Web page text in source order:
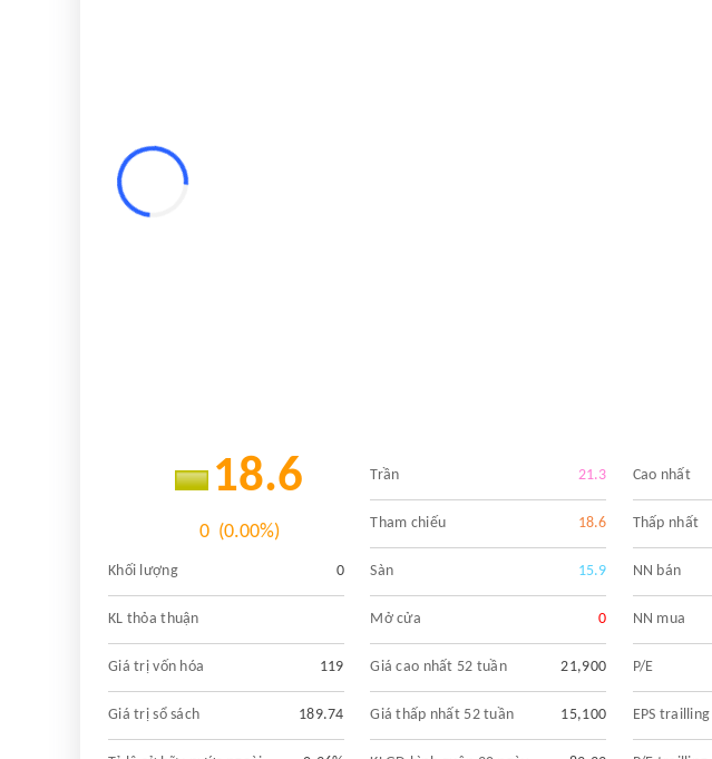
18.6
0 (0.00%)
Khối lượng 0
KL thỏa thuận
Giá trị vốn hóa 119
Giá trị sổ sách 189.74
Trần 21.3
Tham chiếu 18.6
Sàn 15.9
Mở cửa 0
Giá cao nhất 52 tuần 21,900
Giá thấp nhất 52 tuần 15,100
Cao nhất
Thấp nhất
NN bán
NN mua
P/E
EPS trailling